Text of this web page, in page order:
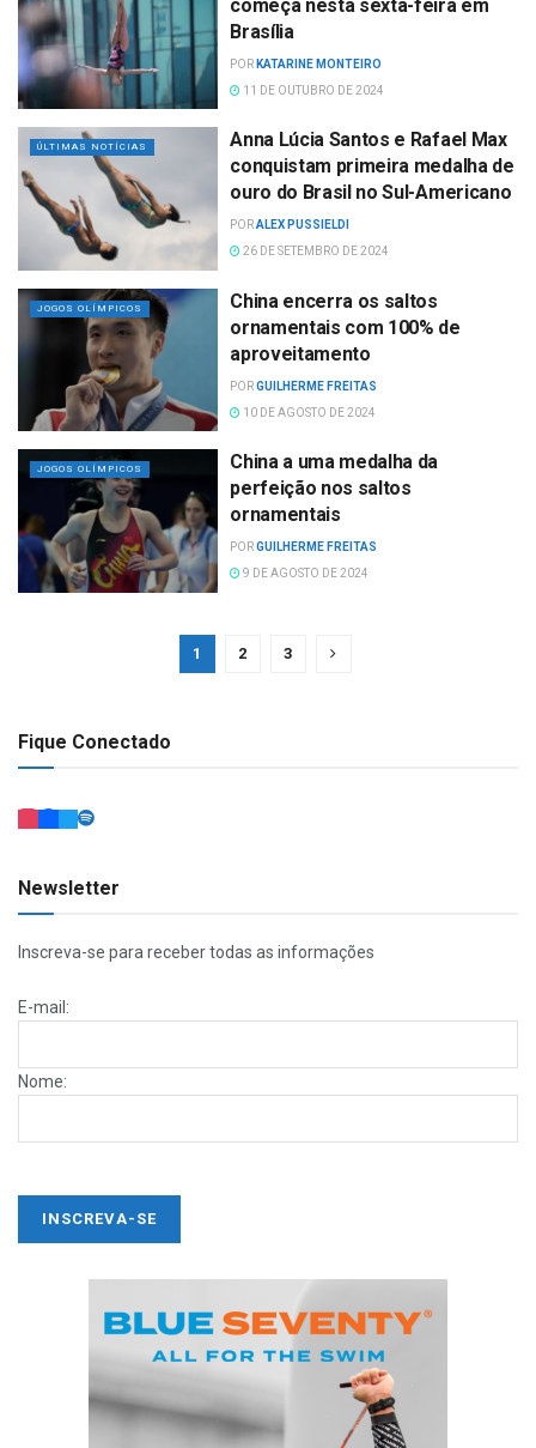
começa nesta sexta-feira em
Brasília
POR KATARINE MONTEIRO
11 DE OUTUBRO DE 2024
ÚLTIMAS NOTÍCIAS
Anna Lúcia Santos e Rafael Max
conquistam primeira medalha de
ouro do Brasil no Sul-Americano
PORALEX PUSSIELDI
26 DE SETEMBRO DE 2024
JOGOS OLÍMPICOS
China encerra os saltos
ornamentais com 100% de
aproveitamento
PORGUILHERME FREITAS
10 DE AGOSTO DE 2024
JOGOS OLÍMPICOS
China a uma medalha da
perfeição nos saltos
ornamentais
PORGUILHERME FREITAS
9 DE AGOSTO DE 2024
1 2 3
Fique Conectado
Newsletter
Inscreva-se para receber todas as informações
E-mail:
Nome: